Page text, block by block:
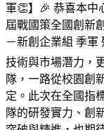
軍👏】🎉 恭喜本中
屆戰國策全國創新
－新創企業組 季軍
技術與市場潛力，
隊，一路從校園創
定。此次在全國指
隊的研發實力、創